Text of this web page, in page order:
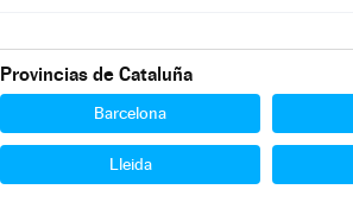
Provincias de Cataluña
Barcelona
Lleida